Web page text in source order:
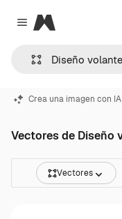
Close menu
Magnific
Crea una imagen con IA
Vectores